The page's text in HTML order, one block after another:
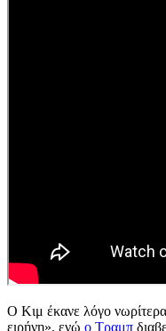
Ο Κιμ έκανε λόγο
ειρήνη», ενώ ο Τραμπ